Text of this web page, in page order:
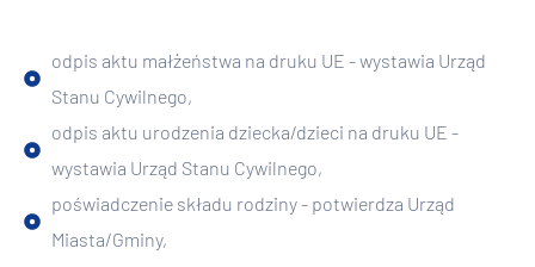
odpis aktu małżeństwa na druku UE - wystawia Urząd
Stanu Cywilnego,
odpis aktu urodzenia dziecka/dzieci na druku UE -
wystawia Urząd Stanu Cywilnego,
poświadczenie składu rodziny - potwierdza Urząd
Miasta/Gminy,